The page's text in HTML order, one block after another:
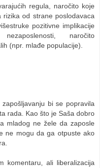
regula, naročito koje
od strane poslodavaca
pozitivne implikacije
naročito
(npr. mlađe populacije).
bi se popravila
rada. Kao što je Saša dobro
mladog ne žele da zaposle
ne mogu da ga otpuste ako
komentaru, ali liberalizacija